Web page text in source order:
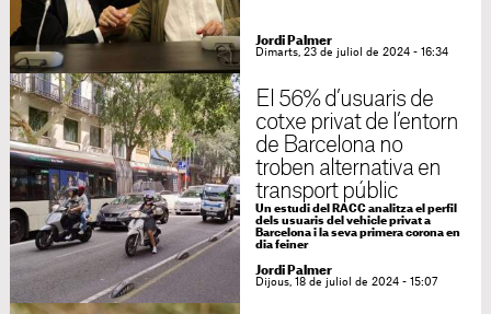
Jordi Palmer
Dimarts, 23 de juliol de 2024 - 16:34
El 56% d’usuaris de
cotxe privat de l’entorn
de Barcelona no
troben alternativa en
transport públic
Un estudi del RACC analitza el perfil
dels usuaris del vehicle privat a
Barcelona i la seva primera corona en
dia feiner
Jordi Palmer
Dijous, 18 de juliol de 2024 - 15:07